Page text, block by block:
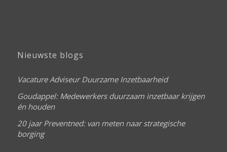
Nieuwste blogs
Vacature Adviseur Duurzame Inzetbaarheid
Goudappel: Medewerkers duurzaam inzetbaar krijgen
én houden
20 jaar Preventned: van meten naar strategische
borging